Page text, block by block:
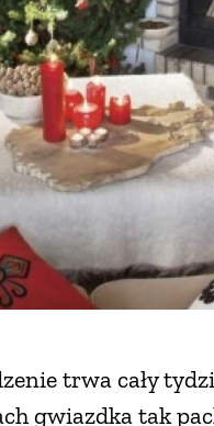
trwa cały
gwiazdka tak